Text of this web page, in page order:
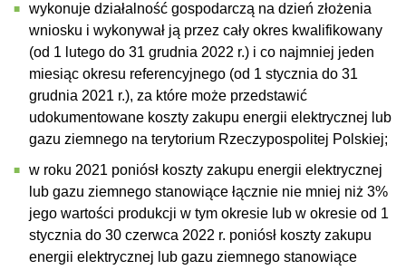
wykonuje działalność gospodarczą na dzień złożenia
wniosku i wykonywał ją przez cały okres kwalifikowany
(od 1 lutego do 31 grudnia 2022 r.) i co najmniej jeden
miesiąc okresu referencyjnego (od 1 stycznia do 31
grudnia 2021 r.), za które może przedstawić
udokumentowane koszty zakupu energii elektrycznej lub
gazu ziemnego na terytorium Rzeczypospolitej Polskiej;
w roku 2021 poniósł koszty zakupu energii elektrycznej
lub gazu ziemnego stanowiące łącznie nie mniej niż 3%
jego wartości produkcji w tym okresie lub w okresie od 1
stycznia do 30 czerwca 2022 r. poniósł koszty zakupu
energii elektrycznej lub gazu ziemnego stanowiące